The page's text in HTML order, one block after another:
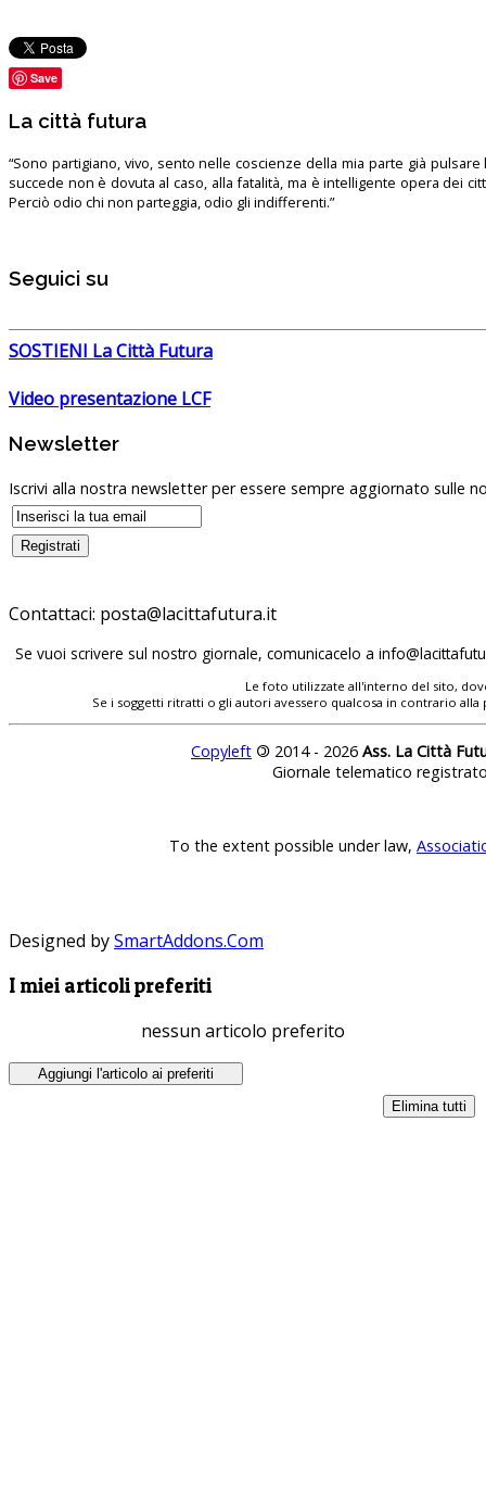
Save
La città futura
“Sono partigiano, vivo, sento nelle coscienze della mia parte già pulsare
succede non è dovuta al caso, alla fatalità, ma è intelligente opera dei
Perciò odio chi non parteggia, odio gli indifferenti.”
Seguici su
SOSTIENI La Città Futura
Video presentazione LCF
Newsletter
Iscrivi alla nostra newsletter per essere sempre aggiornato sulle
Contattaci: posta@lacittafutura.it
Se vuoi scrivere sul nostro giornale, comunicacelo a
Le foto utilizzate all'interno del sito,
Se i soggetti ritratti o gli autori avessero qualcosa in contrario
Copyleft © 2014 - 2026 Ass. La Città
Giornale telematico
To the extent possible under law,
Designed bySmartAddons.Com
I miei articoli preferiti
nessun articolo preferito